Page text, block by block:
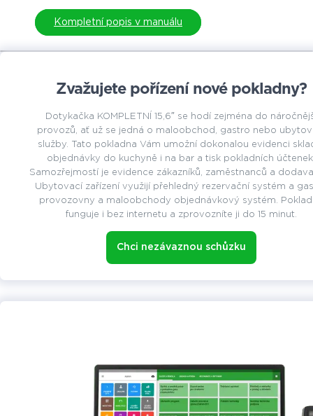
Kompletní popis v manuálu
Zvažujete pořízení nové pokladny?
Dotykačka KOMPLETNÍ 15,6″ se hodí zejména do
provozů, ať už se jedná o maloobchod, gastro nebo
služby. Tato pokladna Vám umožní dokonalou evidenci
objednávky do kuchyně i na bar a tisk pokladních
Samozřejmostí je evidence zákazníků, zaměstnanců a
Ubytovací zařízení využijí přehledný rezervační systém a
provozovny a maloobchody objednávkový systém.
funguje i bez internetu a zprovozníte ji do 15 minut.
Chci nezávaznou schůzku